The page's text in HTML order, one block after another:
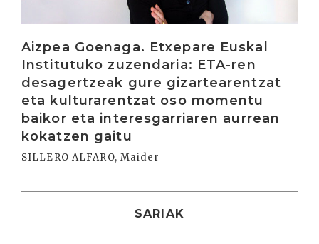
Aizpea Goenaga. Etxepare Euskal
Institutuko zuzendaria: ETA-ren
desagertzeak gure gizartearentzat
eta kulturarentzat oso momentu
baikor eta interesgarriaren aurrean
kokatzen gaitu
SILLERO ALFARO, Maider
SARIAK